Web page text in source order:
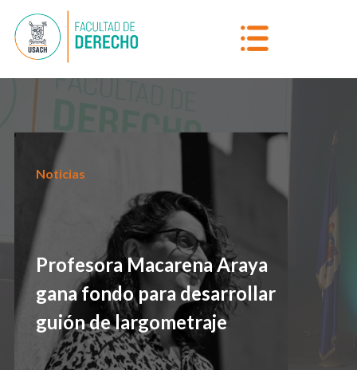
Noticias
Profesora Macarena Araya
gana fondo para desarrollar
guión de largometraje